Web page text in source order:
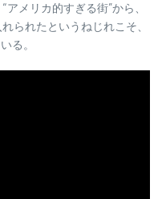
メリカ的すぎる街”から、
られたというねじれこそ、
る。